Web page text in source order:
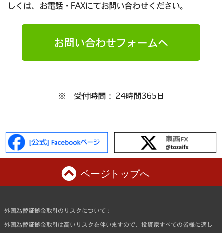
しくは、お電話・FAXにてお問い合わせください。
お問い合わせフォームへ
※ 受付時間： 24時間365日
ページトップへ
外国為替証拠金取引のリスクについて：
外国為替証拠金取引は高いリスクを伴いますので、投資家すべての皆様に適し